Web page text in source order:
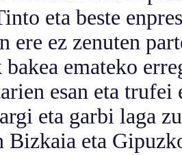
eta beste
ere ez zenuten
emateko
esan eta trufei
eta garbi laga
Bizkaia eta